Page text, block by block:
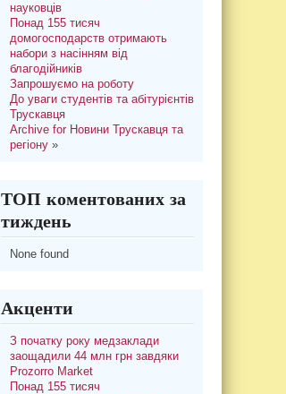
науковців
Понад 155 тисяч
домогосподарств отримають
набори з насінням від
благодійників
Запрошуємо на роботу
До уваги студентів та абітурієнтів
Трускавця
Archive for Новини Трускавця та
регіону»
ТОП коментованих за
тиждень
None found
Акценти
З початку року медзаклади
заощадили 44 млн грн завдяки
Prozorro Market
Понад 155 тисяч